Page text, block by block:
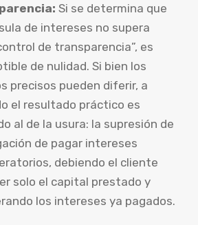
Si se determina que
de intereses no supera
de transparencia”, es
de nulidad. Si bien los
precisos pueden diferir, a
el resultado práctico es
al de la usura: la supresión de
de pagar intereses
debiendo el cliente
solo el capital prestado y
los intereses ya pagados.